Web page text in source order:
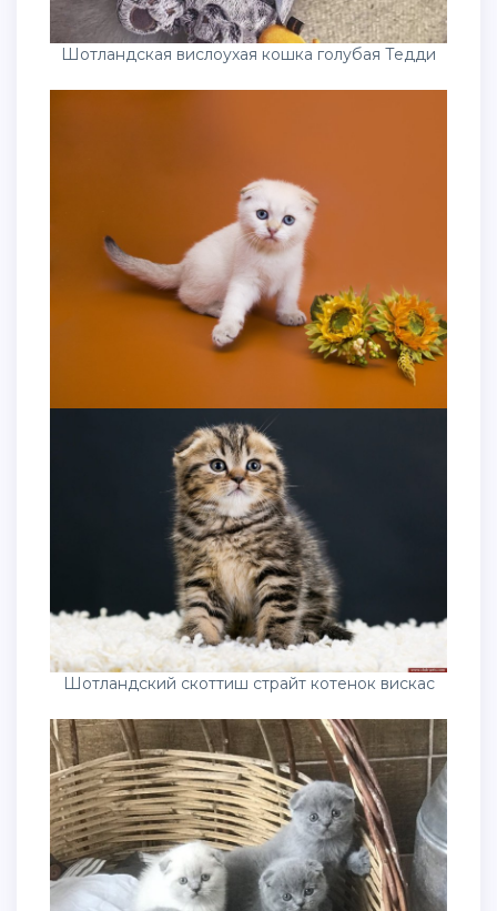
Шотландская вислоухая кошка голубая Тедди
Шотландский скоттиш страйт котенок вискас